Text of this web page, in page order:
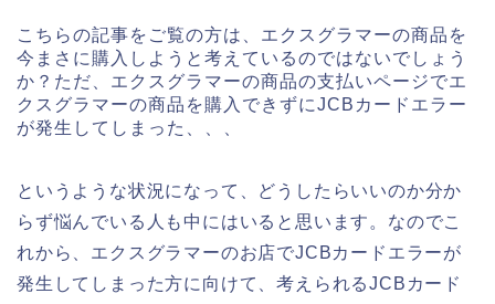
こちらの記事をご覧の方は、エクスグラマーの商品を
今まさに購入しようと考えているのではないでしょう
か？ただ、エクスグラマーの商品の支払いページでエ
クスグラマーの商品を購入できずにJCBカードエラー
が発生してしまった、、、
というような状況になって、どうしたらいいのか分か
らず悩んでいる人も中にはいると思います。なのでこ
れから、エクスグラマーのお店でJCBカードエラーが
発生してしまった方に向けて、考えられるJCBカード